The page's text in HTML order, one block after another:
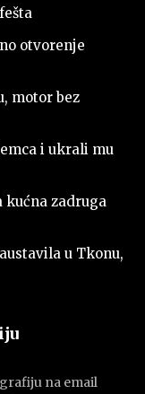
otvorenje
motor bez
i ukrali mu
kućna zadruga
u Tkonu,
na email